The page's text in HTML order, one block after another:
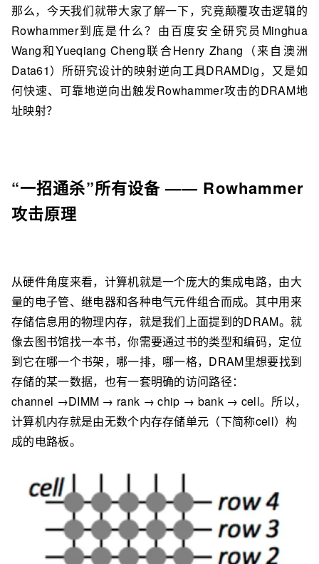
那么，今天我们就带大家了解一下，究竟颠覆攻击逻辑的
Rowhammer到底是什么？由百度安全研究员Minghua
Wang和Yueqiang Cheng联合Henry Zhang（来自澳洲
Data61）所研究设计的映射逆向工具DRAMDig，又是如
何快速、可靠地逆向出触发Rowhammer攻击的DRAM地
址映射？
“一招通杀”所有设备 —— Rowhammer
攻击原理
从硬件角度来看，计算机就是一个庞大的集成电路，由大
量的电子管、继电器和各种电气元件组合而成。其中用来
存储信息用的物理内存，就是我们上面提到的DRAM。就
像去图书馆找一本书，你需要通过书的类型和编码，定位
到它在哪一个书架，哪一排，哪一格，DRAM里想要找到
存储的某一数据，也有一套明确的访问路径：
channel →DIMM → rank → chip → bank → cell。所以，
计算机内存就是由无数个内存存储单元（下简称cell）构
成的电路板。